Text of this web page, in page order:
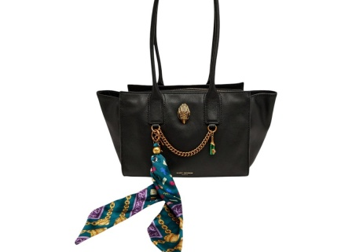
SUBMENU (DAMES)
SUBMENU (HEREN)
SUBMENU (JONGENS)
SUBMENU (MEISJES)